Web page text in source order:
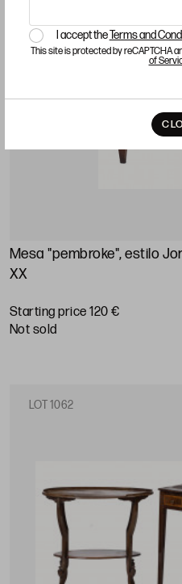
I accept theTerms and
This site is protected by reCAPTCHA
of
Mesa "pembroke", estilo
XX
Starting price 120 €
not sold
LOT 1062